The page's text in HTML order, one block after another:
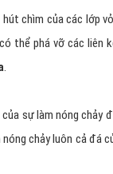
chìm của các lớp
thể phá vỡ các
.
sự làm nóng chảy
chảy luôn cả đá